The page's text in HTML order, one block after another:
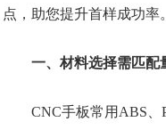
点，助您提升首样成功率。
一、材料选择需匹配
CNC手板常用ABS、